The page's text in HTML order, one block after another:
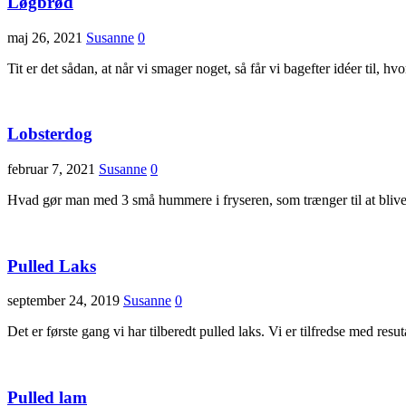
maj 26, 2021 Susanne 0
Tit er det sådan, at når vi smager noget, så får vi bagefter idéer til,
Lobsterdog
februar 7, 2021 Susanne 0
Hvad gør man med 3 små hummere i fryseren, som trænger til at
Pulled Laks
september 24, 2019 Susanne 0
Det er første gang vi har tilberedt pulled laks. Vi er tilfredse med
Pulled lam